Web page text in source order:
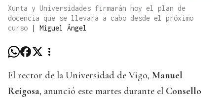
Xunta y Universidades firmarán hoy el plan de
docencia que se llevará a cabo desde el próximo
curso
| Miguel Ángel
El rector de la Universidad de Vigo, Manuel
Reigosa, anunció este martes durante el Consello